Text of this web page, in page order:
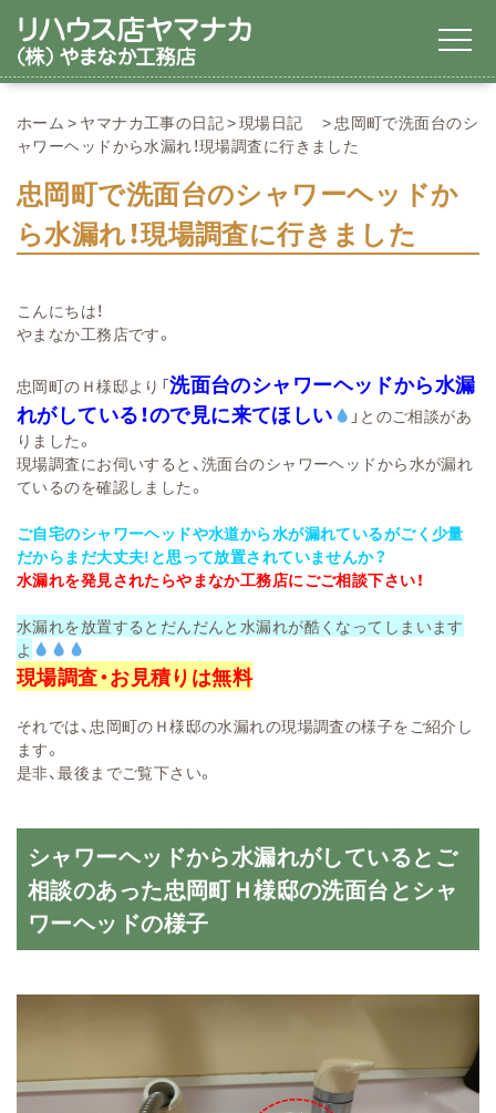
ホーム ヤマナカ工事の日記 現場日記
忠岡町で洗面台のシ
ャワーヘッドから水漏れ！現場調査に行きました
忠岡町で洗面台のシャワーヘッドか
ら水漏れ！現場調査に行きました
こんにちは！
やまなか工務店です。
忠岡町のＨ様邸より「洗面台のシャワーヘッドから水漏
れがしている！ので見に来てほしい
」とのご相談があ
りました。
現場調査にお伺いすると、洗面台のシャワーヘッドから水が漏れ
ているのを確認しました。
ご自宅のシャワーヘッドや水道から水が漏れているがごく少量
だからまだ大丈夫!と思って放置されていませんか？
水漏れを発見されたらやまなか工務店にごご相談下さい！
水漏れを放置するとだんだんと水漏れが酷くなってしまいます
よ
現場調査・お見積りは無料
それでは、忠岡町のＨ様邸の水漏れの現場調査の様子をご紹介し
ます。
是非、最後までご覧下さい。
シャワーヘッドから水漏れがしているとご
相談のあった忠岡町Ｈ様邸の洗面台とシャ
ワーヘッドの様子